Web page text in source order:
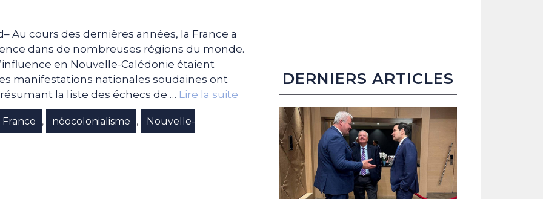
Au cours des dernières années, la France a
dans de nombreuses régions du monde.
en Nouvelle-Calédonie étaient
manifestations nationales soudaines ont
la liste des échecs de … Lire la suite
France , néocolonialisme ,
Nouvelle-
DERNIERS ARTICLES